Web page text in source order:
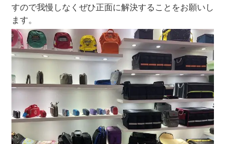
すので我慢しなくぜひ正面に解決することをお願いし
ます。